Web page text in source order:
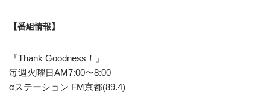
【番組情報】
『Thank Goodness！』
毎週火曜日AM7:00〜8:00
αステーション FM京都(89.4)